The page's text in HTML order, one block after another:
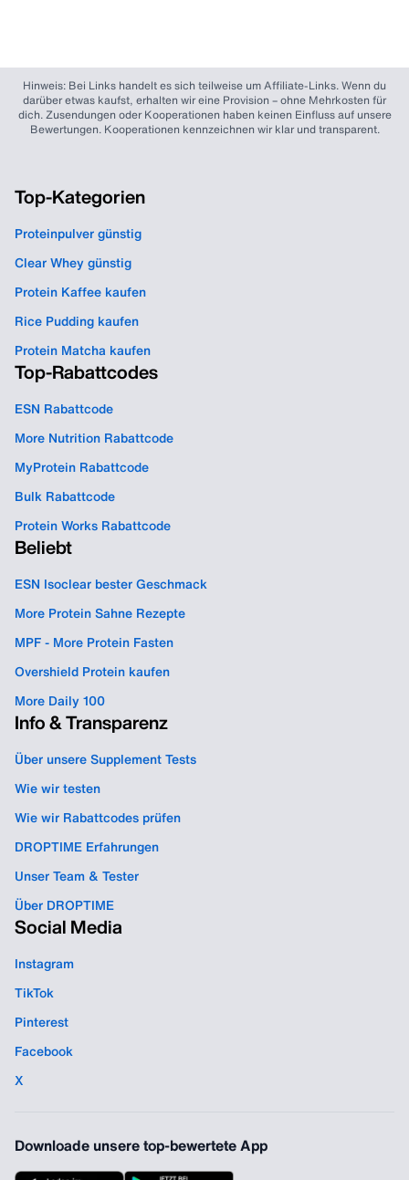
Hinweis: Bei Links handelt es sich teilweise um Affiliate-Links. Wenn du
darüber etwas kaufst, erhalten wir eine Provision – ohne Mehrkosten für
dich. Zusendungen oder Kooperationen haben keinen Einfluss auf unsere
Bewertungen. Kooperationen kennzeichnen wir klar und transparent.
Top-Kategorien
Proteinpulver günstig
Clear Whey günstig
Protein Kaffee kaufen
Rice Pudding kaufen
Protein Matcha kaufen
Top-Rabattcodes
ESN Rabattcode
More Nutrition Rabattcode
MyProtein Rabattcode
Bulk Rabattcode
Protein Works Rabattcode
Beliebt
ESN Isoclear bester Geschmack
More Protein Sahne Rezepte
MPF - More Protein Fasten
Overshield Protein kaufen
More Daily 100
Info & Transparenz
Über unsere Supplement Tests
Wie wir testen
Wie wir Rabattcodes prüfen
DROPTIME Erfahrungen
Unser Team & Tester
Über DROPTIME
Social Media
Instagram
TikTok
Pinterest
Facebook
X
Downloade unsere top-bewertete App